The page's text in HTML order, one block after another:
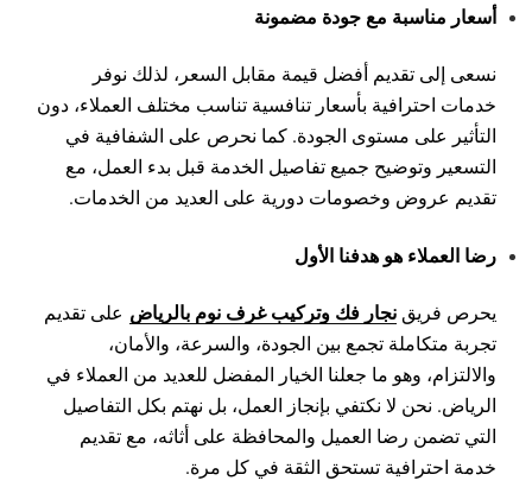
أسعار مناسبة مع جودة مضمونة
نسعى إلى تقديم أفضل قيمة مقابل السعر، لذلك نوفر
خدمات احترافية بأسعار تنافسية تناسب مختلف العملاء، دون
التأثير على مستوى الجودة. كما نحرص على الشفافية في
التسعير وتوضيح جميع تفاصيل الخدمة قبل بدء العمل، مع
تقديم عروض وخصومات دورية على العديد من الخدمات.
رضا العملاء هو هدفنا الأول
يحرص فريق نجار فك وتركيب غرف نوم بالرياض على تقديم
تجربة متكاملة تجمع بين الجودة، والسرعة، والأمان،
والالتزام، وهو ما جعلنا الخيار المفضل للعديد من العملاء في
الرياض. نحن لا نكتفي بإنجاز العمل، بل نهتم بكل التفاصيل
التي تضمن رضا العميل والمحافظة على أثاثه، مع تقديم
خدمة احترافية تستحق الثقة في كل مرة.